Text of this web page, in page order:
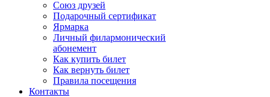
Союз друзей
Подарочный сертификат
Ярмарка
Личный филармонический
абонемент
Как купить билет
Как вернуть билет
Правила посещения
Контакты